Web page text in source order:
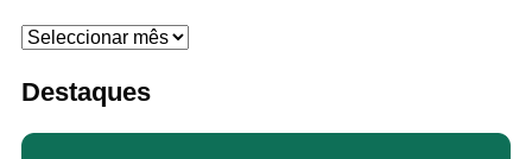
Arquivo
Destaques